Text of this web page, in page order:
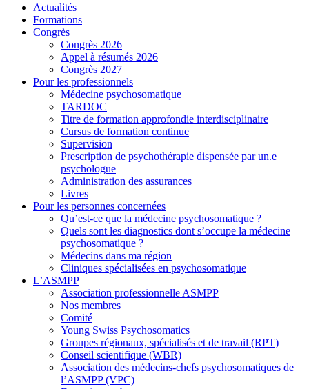
Actualités
Formations
Congrès
Congrès 2026
Appel à résumés 2026
Congrès 2027
Pour les professionnels
Médecine psychosomatique
TARDOC
Titre de formation approfondie interdisciplinaire
Cursus de formation continue
Supervision
Prescription de psychothérapie dispensée par un.e
psychologue
Administration des assurances
Livres
Pour les personnes concernées
Qu’est-ce que la médecine psychosomatique ?
Quels sont les diagnostics dont s’occupe la médecine
psychosomatique ?
Médecins dans ma région
Cliniques spécialisées en psychosomatique
L’ASMPP
Association professionnelle ASMPP
Nos membres
Comité
Young Swiss Psychosomatics
Groupes régionaux, spécialisés et de travail (RPT)
Conseil scientifique (WBR)
Association des médecins-chefs psychosomatiques de
l’ASMPP (VPC)